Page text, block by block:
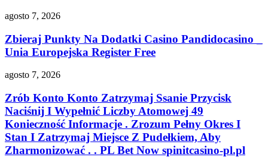
agosto 7, 2026
Zbieraj Punkty Na Dodatki Casino Pandidocasino _
Unia Europejska Register Free
agosto 7, 2026
Zrób Konto Konto Zatrzymaj Ssanie Przycisk
Naciśnij I Wypełnić Liczby Atomowej 49
Konieczność Informacje . Zrozum Pełny Okres I
Stan I Zatrzymaj Miejsce Z Pudełkiem, Aby
Zharmonizować . . PL Bet Now spinitcasino-pl.pl